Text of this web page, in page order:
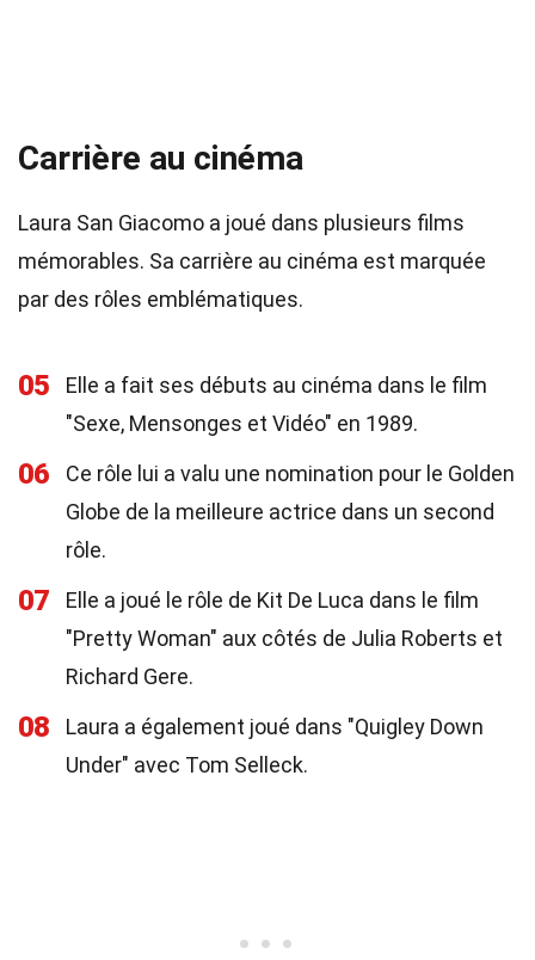
Carrière au cinéma
Laura San Giacomo a joué dans plusieurs films
mémorables. Sa carrière au cinéma est marquée
par des rôles emblématiques.
05
Elle a fait ses débuts au cinéma dans le film
"Sexe, Mensonges et Vidéo" en 1989.
06
Ce rôle lui a valu une nomination pour le Golden
Globe de la meilleure actrice dans un second
rôle.
07
Elle a joué le rôle de Kit De Luca dans le film
"Pretty Woman" aux côtés de Julia Roberts et
Richard Gere.
08
Laura a également joué dans "Quigley Down
Under" avec Tom Selleck.